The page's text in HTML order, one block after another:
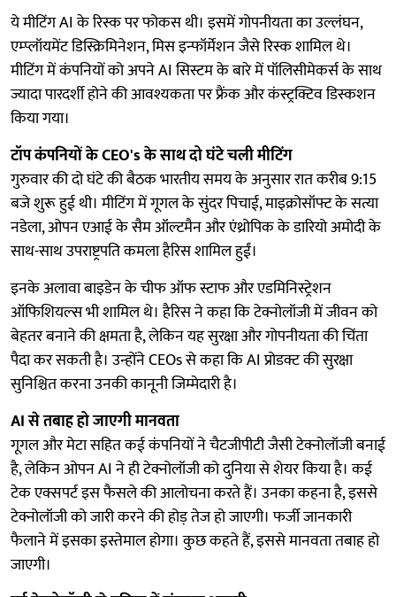
ये मीटिंग AI के रिस्क पर फोकस थी। इसमें गोपनीयता का उल्लंघन,
एम्प्लॉयमेंट डिस्क्रिमिनेशन, मिस इन्फॉर्मेशन जैसे रिस्क शामिल थे।
मीटिंग में कंपनियों को अपने AI सिस्टम के बारे में पॉलिसीमेकर्स के साथ
ज्यादा पारदर्शी होने की आवश्यकता पर फ्रैंक और कंस्ट्रक्टिव डिस्कशन
किया गया।
टॉप कंपनियों के CEO's के साथ दो घंटे चली मीटिंग
गुरुवार की दो घंटे की बैठक भारतीय समय के अनुसार रात करीब 9:15
बजे शुरू हुई थी। मीटिंग में गूगल के सुंदर पिचाई, माइक्रोसॉफ्ट के सत्या
नडेला, ओपन एआई के सैम ऑल्टमैन और एंथ्रोपिक के डारियो अमोदी के
साथ-साथ उपराष्ट्रपति कमला हैरिस शामिल हुईं।
इनके अलावा बाइडेन के चीफ ऑफ स्टाफ और एडमिनिस्ट्रेशन
ऑफिशियल्स भी शामिल थे। हैरिस ने कहा कि टेक्नोलॉजी में जीवन को
बेहतर बनाने की क्षमता है, लेकिन यह सुरक्षा और गोपनीयता की चिंता
पैदा कर सकती है। उन्होंने CEOs से कहा कि AI प्रोडक्ट की सुरक्षा
सुनिश्चित करना उनकी कानूनी जिम्मेदारी है।
AI से तबाह हो जाएगी मानवता
गूगल और मेटा सहित कई कंपनियों ने चैटजीपीटी जैसी टेक्नोलॉजी बनाई
है, लेकिन ओपन AI ने ही टेक्नोलॉजी को दुनिया से शेयर किया है। कई
टेक एक्सपर्ट इस फैसले की आलोचना करते हैं। उनका कहना है, इससे
टेक्नोलॉजी को जारी करने की होड़ तेज हो जाएगी। फर्जी जानकारी
फैलाने में इसका इस्तेमाल होगा। कुछ कहते हैं, इससे मानवता तबाह हो
जाएगी।